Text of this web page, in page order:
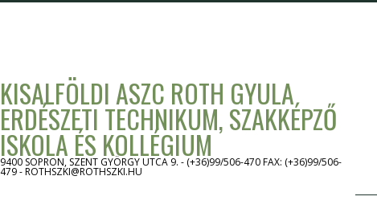
KISALFÖLDI ASZC ROTH GYULA
ERDÉSZETI TECHNIKUM, SZAKKÉPZŐ
ISKOLA ÉS KOLLÉGIUM
9400 SOPRON, SZENT GYÖRGY UTCA 9. - (+36)99/506-470 FAX: (+36)99/506-
479 - ROTHSZKI@ROTHSZKI.HU